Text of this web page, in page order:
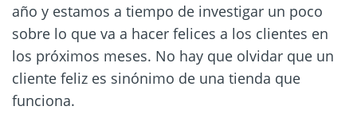
año y estamos a tiempo de investigar un poco
sobre lo que va a hacer felices a los clientes en
los próximos meses. No hay que olvidar que un
cliente feliz es sinónimo de una tienda que
funciona.